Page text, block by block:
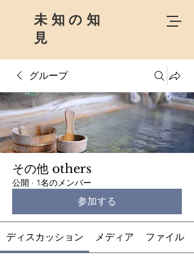
未知の知
見
グループ
その他 others
公開 · 1名のメンバー
参加する
ディスカッション メディア ファイル